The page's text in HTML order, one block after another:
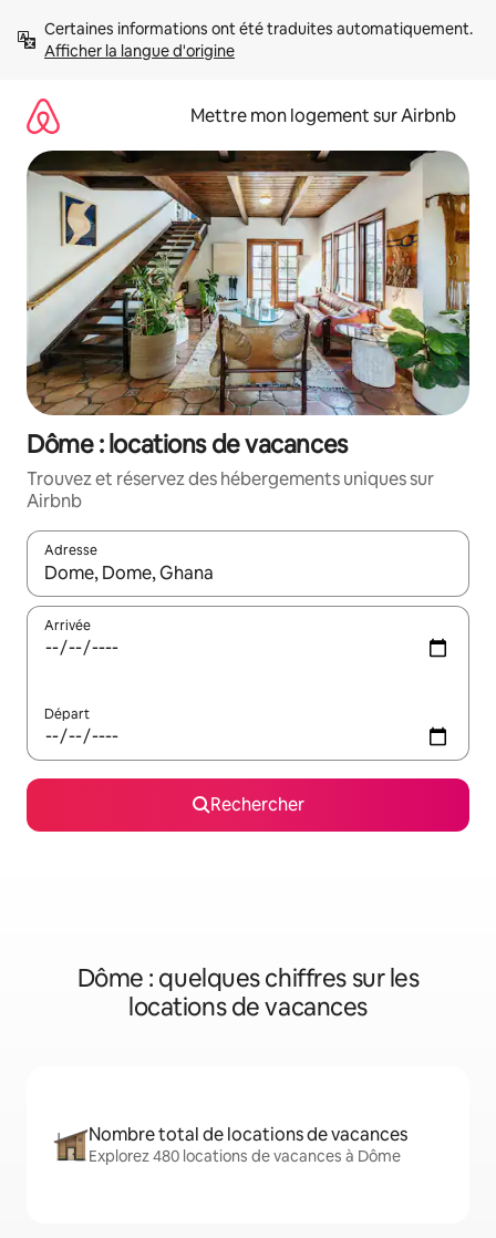
directement
Afficher la langue d'origine
Mettre mon logement sur Airbnb
Dôme : locations de vacances
Trouvez et réservez des hébergements uniques sur
Airbnb
Adresse
Lorsque les résultats s'affichent, utilisez les flèches vers le
Arrivée
Départ
Rechercher
Dôme : quelques chiffres sur les
locations de vacances
Nombre total de locations de vacances
Explorez 480 locations de vacances à Dôme